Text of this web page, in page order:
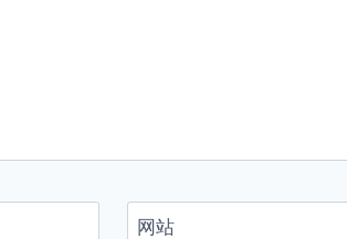
网站